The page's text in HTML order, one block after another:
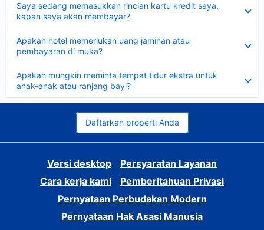
Saya sedang memasukkan rincian kartu kredit saya,
kapan saya akan membayar?
Apakah hotel memerlukan uang jaminan atau
pembayaran di muka?
Apakah mungkin meminta tempat tidur ekstra untuk
anak-anak atau ranjang bayi?
Daftarkan properti Anda
Versi desktop
Persyaratan Layanan
Cara kerja kami
Pemberitahuan Privasi
Pernyataan Perbudakan Modern
Pernyataan Hak Asasi Manusia